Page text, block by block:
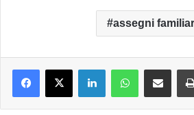
assegni
LinkedInWhatsAppCondividi via mail